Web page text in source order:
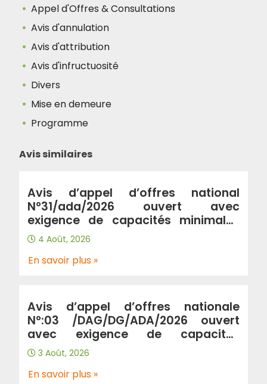
Appel d'Offres & Consultations
Avis d'annulation
Avis d'attribution
Avis d'infructuosité
Divers
Mise en demeure
Programme
Avis similaires
Avis d’appel d’offres national
N°31/ada/2026 ouvert avec
exigence de capacités minimales
portant « Renforcement de
l’autoroute A2 entre la ville de
Birtouta « jonction A2/A100 au
PK31+300 » sur 29km en double sens
(wilaya Alger, Blida, Boumerdes) »
4 Août, 2026
En savoir plus »
Avis d’appel d’offres nationale
N°:03 /DAG/DG/ADA/2026 ouvert
avec exigence de capacités
minimales Portant “prestation de
gardiennage et de surveillance au
profit de l’Algérienne Des
3 Août, 2026
En savoir plus »